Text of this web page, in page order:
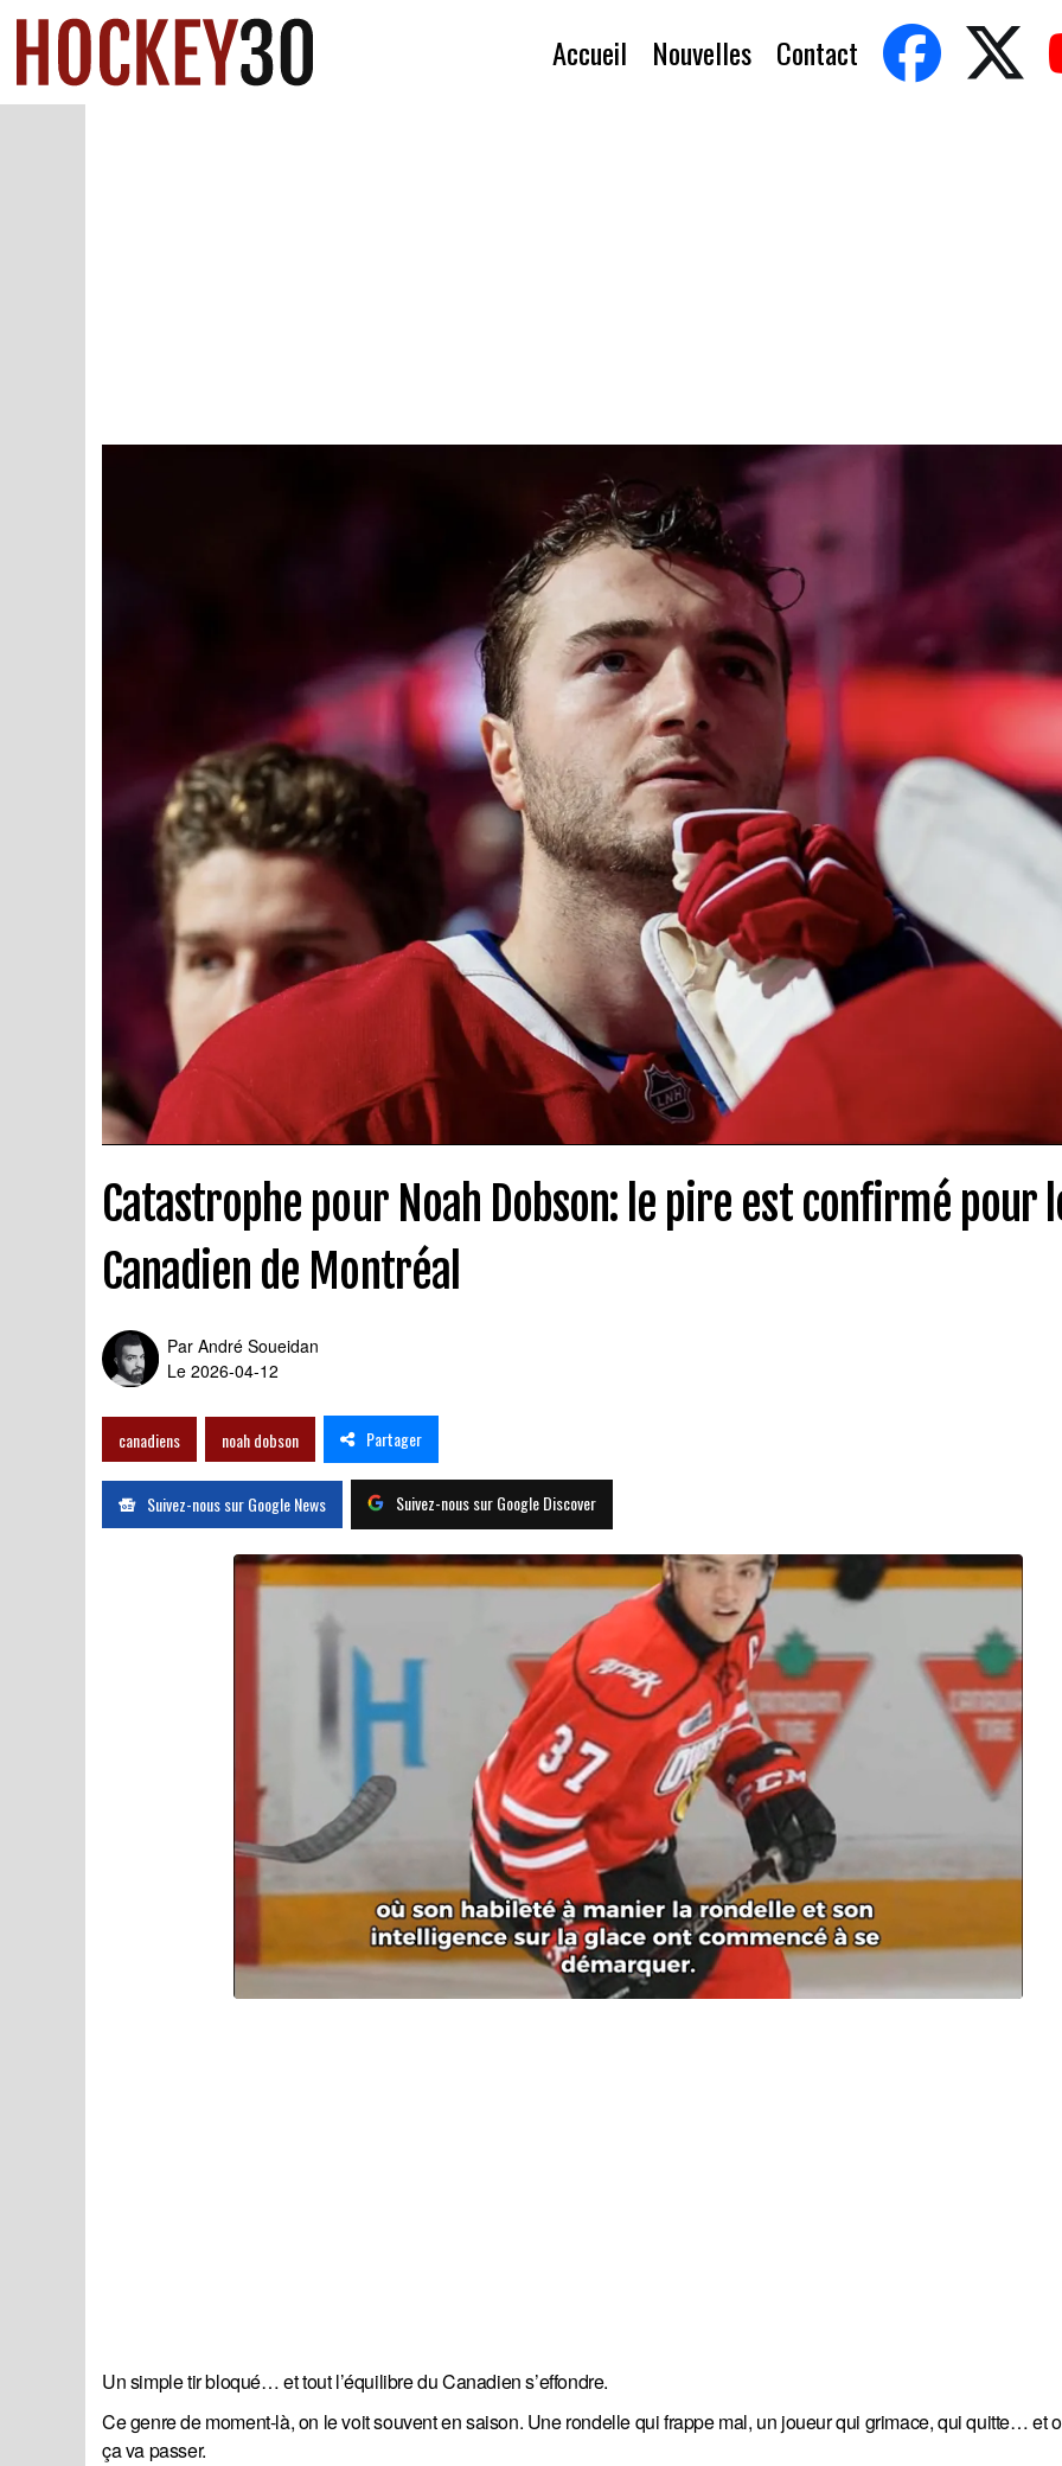
Accueil Nouvelles Contact
Catastrophe pour Noah Dobson: le pire est confirmé pour
Canadien de Montréal
Par André Soueidan
Le 2026-04-12
canadiens noah dobson Partager
Suivez-nous sur Google News Suivez-nous sur Google Discover
Un simple tir bloqué… et tout l’équilibre du Canadien s’effondre.
Ce genre de moment-là, on le voit souvent en saison. Une rondelle qui frappe mal, un joueur qui grimace, qui quitte… et
ça va passer.